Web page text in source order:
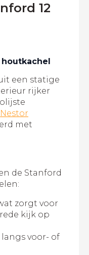
12
een statige
rijker
Nestor
met
de Stanford
zorgt voor
kijk op
voor- of